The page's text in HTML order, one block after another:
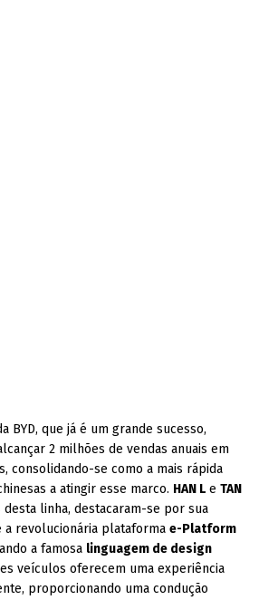
BYD, que já é um grande sucesso,
2 milhões de vendas anuais em
consolidando-se como a mais rápida
a atingir esse marco. HAN L eTAN
linha, destacaram-se por sua
a revolucionária plataformae-Platform
a famosa linguagem de design
veículos oferecem uma experiência
proporcionando uma condução